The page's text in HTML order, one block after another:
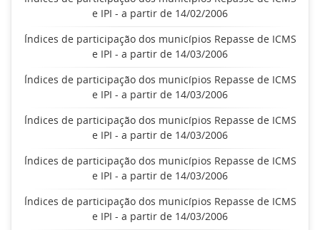
e IPI - a partir de 14/02/2006
Índices de participação dos municípios Repasse de ICMS
e IPI - a partir de 14/03/2006
Índices de participação dos municípios Repasse de ICMS
e IPI - a partir de 14/03/2006
Índices de participação dos municípios Repasse de ICMS
e IPI - a partir de 14/03/2006
Índices de participação dos municípios Repasse de ICMS
e IPI - a partir de 14/03/2006
Índices de participação dos municípios Repasse de ICMS
e IPI - a partir de 14/03/2006